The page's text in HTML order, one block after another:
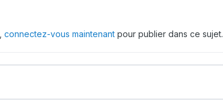
connectez-vous maintenant pour publier dans ce sujet.